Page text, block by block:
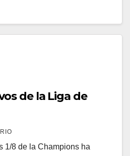
de la Liga de
1/8 de la Champions ha